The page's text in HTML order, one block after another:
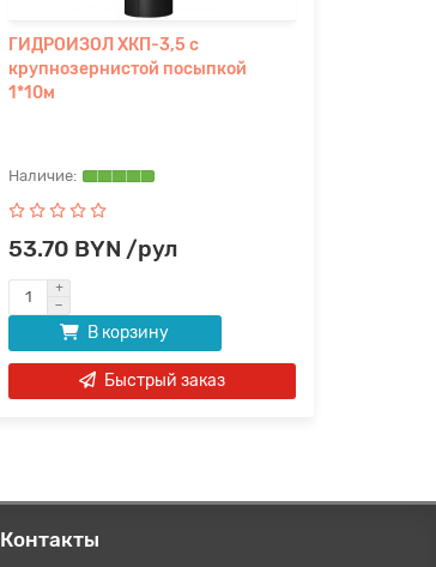
ГИДРОИЗОЛ ХКП-3,5 с
крупнозернистой посыпкой
1*10м
53.70 BYN /рул
В корзину
Быстрый заказ
Контакты